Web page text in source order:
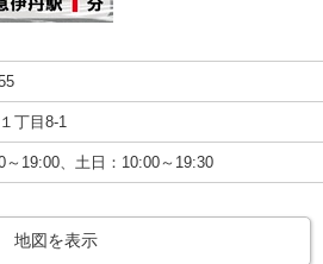
丁目8-1
～19:00、土日：10:00～19:30
地図を表示